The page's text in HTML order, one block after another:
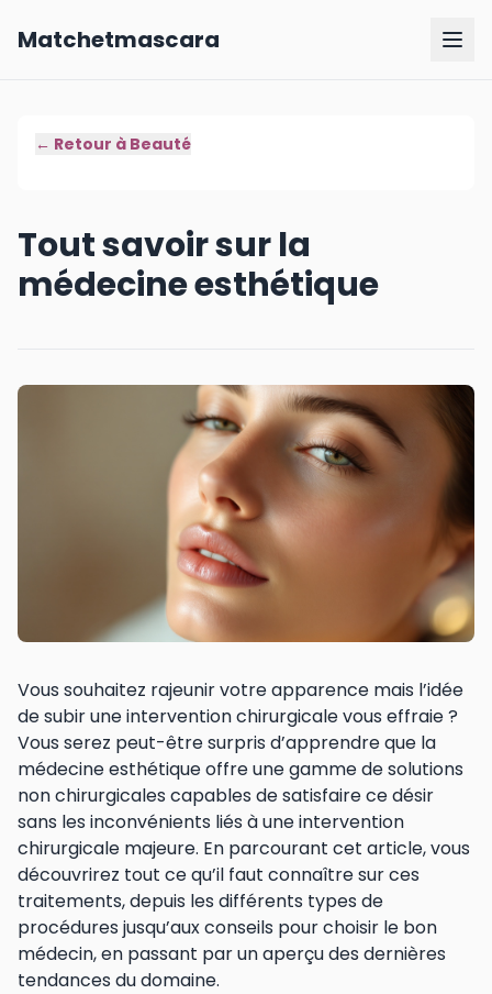
Matchetmascara
← Retour à Beauté
Tout savoir sur la
médecine esthétique
Vous souhaitez rajeunir votre apparence mais l’idée
de subir une intervention chirurgicale vous effraie ?
Vous serez peut-être surpris d’apprendre que la
médecine esthétique offre une gamme de solutions
non chirurgicales capables de satisfaire ce désir
sans les inconvénients liés à une intervention
chirurgicale majeure. En parcourant cet article, vous
découvrirez tout ce qu’il faut connaître sur ces
traitements, depuis les différents types de
procédures jusqu’aux conseils pour choisir le bon
médecin, en passant par un aperçu des dernières
tendances du domaine.